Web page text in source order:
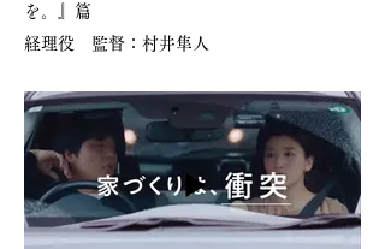
を。』篇
経理役 監督：村井隼人